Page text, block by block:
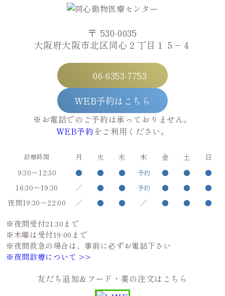
〒 530-0035
大阪府大阪市北区同心２丁目１５−４
06-6353-7753
WEB予約はこちら
※お電話でのご予約は承っておりません。
WEB予約 をご利用ください。
診療時間 月 火 水 木 金 土
日
9:30～12:30
● ● ● 予約 ● ●
●
16:30～19:30
／ ● ● 予約 ● ●
●
夜間19:30～22:00
／ ● ● ／ ● ● ●
※夜間受付21:30まで
※木曜は受付19:00まで
※夜間救急の場合は、事前に必ずお電話下さい
※夜間診療について >>
友だち追加＆フード・薬の注文はこちら